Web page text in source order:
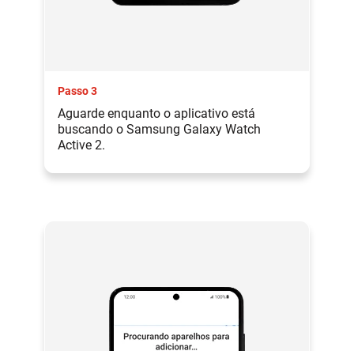
Passo 3
Aguarde enquanto o aplicativo está
buscando o Samsung Galaxy Watch
Active 2.